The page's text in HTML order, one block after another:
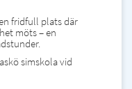
fridfull plats där
möts – en
simskola vid